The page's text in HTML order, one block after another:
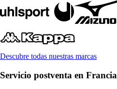
Descubre todas nuestras marcas
Servicio postventa en Francia